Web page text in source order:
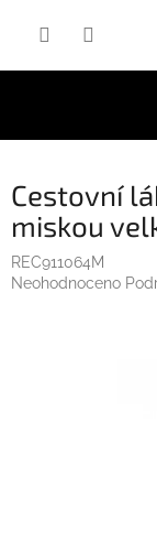
Cestovní
miskou
REC911064M
Průměrné
Neohodnoceno